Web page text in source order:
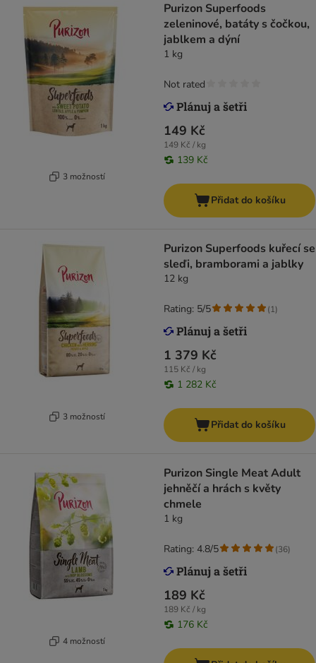
3 možností
Purizon Superfoods
zeleninové, batáty s čočkou,
jablkem a dýní
1 kg
149 Kč
149 Kč / kg
139 Kč
Not rated
Přidat do košíku
3 možností
Purizon Superfoods kuřecí se
sleďi, bramborami a jablky
12 kg
1 379 Kč
115 Kč / kg
1 282 Kč
Rating: 5/5 (1)
Přidat do košíku
4 možností
Purizon Single Meat Adult
jehněčí a hrách s květy
chmele
1 kg
189 Kč
189 Kč / kg
176 Kč
Rating: 4.8/5 (36)